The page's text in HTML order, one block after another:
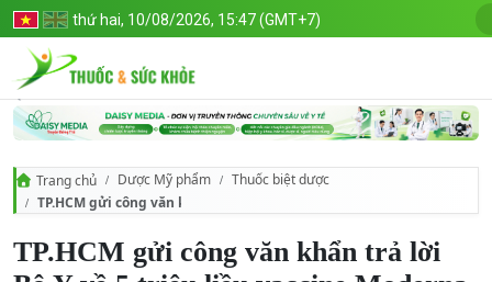
thứ hai, 10/08/2026, 15:47 (GMT+7)
Trang chủ Dược Mỹ phẩm
Thuốc biệt dược
TP.HCM gửi công văn khẩn trả lời Bộ Y về 5 triệu liều vaccine Moderna
TP.HCM gửi công văn khẩn trả lời